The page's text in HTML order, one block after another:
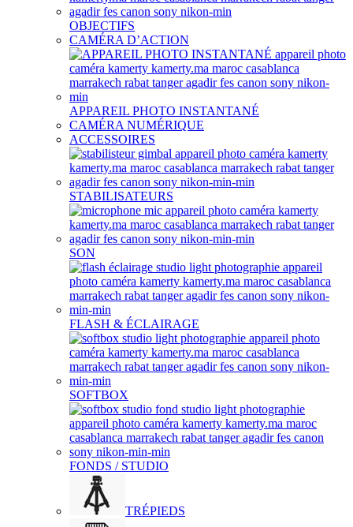
OBJECTIFS
CAMÉRA D’ACTION
APPAREIL PHOTO INSTANTANÉ
CAMÉRA NUMÉRIQUE
ACCESSOIRES
STABILISATEURS
SON
FLASH & ÉCLAIRAGE
SOFTBOX
FONDS / STUDIO
TRÉPIEDS